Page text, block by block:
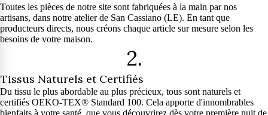
Toutes les pièces de notre site sont fabriquées à la main par nos
artisans, dans notre atelier de San Cassiano (LE). En tant que
producteurs directs, nous créons chaque article sur mesure selon les
besoins de votre maison.
2.
Tissus Naturels et Certifiés
Du tissu le plus abordable au plus précieux, tous sont naturels et
certifiés OEKO-TEX® Standard 100. Cela apporte d'innombrables
bienfaits à votre santé, que vous découvrirez dès votre première nuit de